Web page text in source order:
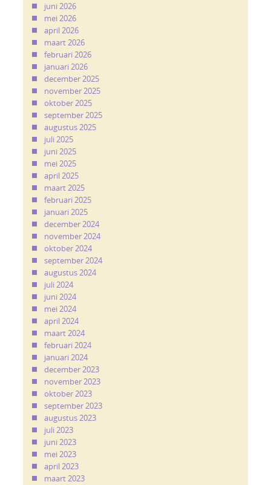
juni 2026
mei 2026
april 2026
maart 2026
februari 2026
januari 2026
december 2025
november 2025
oktober 2025
september 2025
augustus 2025
juli 2025
juni 2025
mei 2025
april 2025
maart 2025
februari 2025
januari 2025
december 2024
november 2024
oktober 2024
september 2024
augustus 2024
juli 2024
juni 2024
mei 2024
april 2024
maart 2024
februari 2024
januari 2024
december 2023
november 2023
oktober 2023
september 2023
augustus 2023
juli 2023
juni 2023
mei 2023
april 2023
maart 2023